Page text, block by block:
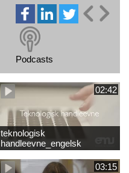
Podcasts
02:42
teknologisk
handleevne_engelsk
03:15